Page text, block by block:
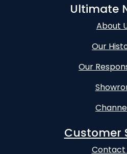
Ultimate
About
Our
Our
Customer
Contact